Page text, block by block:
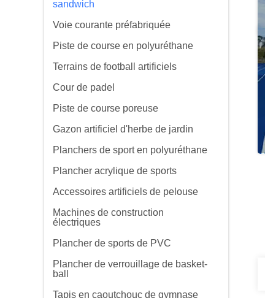
sandwich
Voie courante préfabriquée
Piste de course en polyuréthane
Terrains de football artificiels
Cour de padel
Piste de course poreuse
Gazon artificiel d'herbe de jardin
Planchers de sport en polyuréthane
Plancher acrylique de sports
Accessoires artificiels de pelouse
Machines de construction
électriques
Plancher de sports de PVC
Plancher de verrouillage de basket-
ball
Tapis en caoutchouc de gymnase